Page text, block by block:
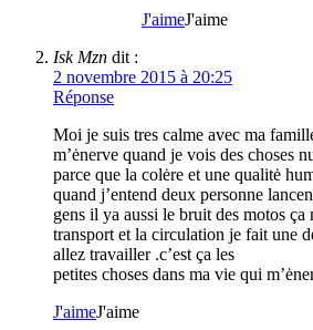
J'aimeJ'aime
Isk Mzn dit :
2 novembre 2015 à 20:25
Réponse
Moi je suis tres calme avec ma
m’ėnerve quand je vois des choses
parce que la colėre et une qualitė
quand j’entend deux personne
gens il ya aussi le bruit des motos ça
transport et la circulation je fait une
allez travailler .c’est ça les
petites choses dans ma vie qui
J'aimeJ'aime